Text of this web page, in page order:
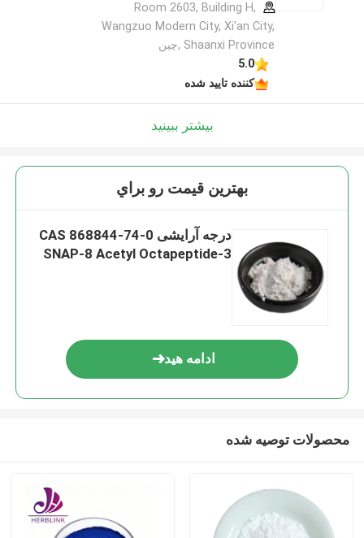
Room 2603, Building H,
Wangzuo Modern City, Xi'an City,
Shaanxi Province ,چین
5.0
کننده تایید شده
بیشتر ببینید
بهترين قيمت رو براي
درجه آرایشی CAS 868844-74-0
SNAP-8 Acetyl Octapeptide-3
ادامه هید
محصولات توصیه شده